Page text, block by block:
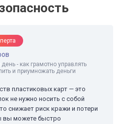
- как грамотно управлять
и приумножать деньги
пластиковых карт — это
не нужно носить с собой
снижает риск кражи и потери
вы можете быстро